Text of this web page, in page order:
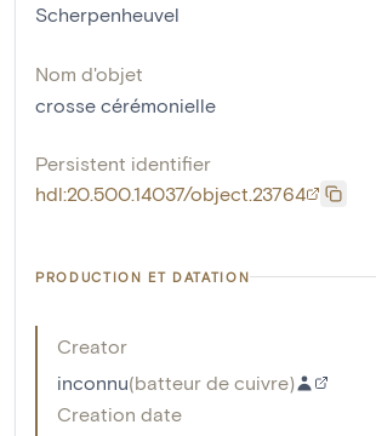
Scherpenheuvel
Nom d'objet
crosse cérémonielle
Persistent identifier
hdl:20.500.14037/object.23764
PRODUCTION ET DATATION
Creator
inconnu(batteur de cuivre)
Creation date